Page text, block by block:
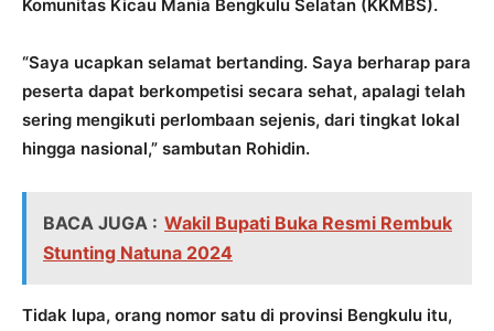
Komunitas Kicau Mania Bengkulu Selatan (KKMBS).
“Saya ucapkan selamat bertanding. Saya berharap para
peserta dapat berkompetisi secara sehat, apalagi telah
sering mengikuti perlombaan sejenis, dari tingkat lokal
hingga nasional,” sambutan Rohidin.
BACA JUGA : Wakil Bupati Buka Resmi Rembuk
Stunting Natuna 2024
Tidak lupa, orang nomor satu di provinsi Bengkulu itu,